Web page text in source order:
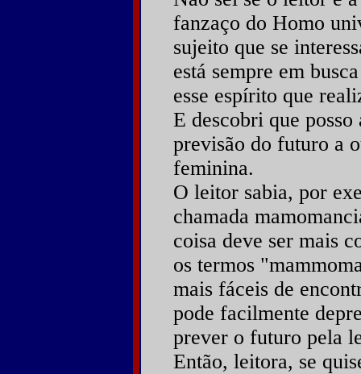
fanzaço do Homo
sujeito que se
está sempre em
esse espírito que
E descobri que
previsão do futuro a
feminina.
O leitor sabia, por
chamada
coisa deve ser mais
os termos
mais fáceis de
pode facilmente
prever o futuro pela
Então, leitora, se